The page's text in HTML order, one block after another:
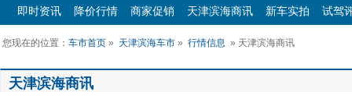
即时资讯 降价行情 商家促销 天津滨海商讯 新车实拍 试驾
您现在的位置： 车市首页 » 天津滨海车市 » 行情信息 » 天津滨海商讯
天津滨海商讯